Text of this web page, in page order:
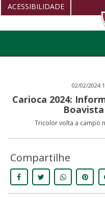
02/02/2024
Carioca 2024:
Tricolor volta a campo
Compartilhe
ACESSIBILIDADE